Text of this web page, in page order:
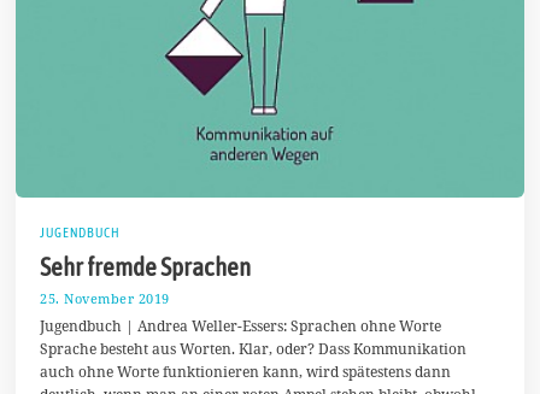
JUGENDBUCH
Sehr fremde Sprachen
25. November 2019
D
e
z
e
Jugendbuch | Andrea Weller-Essers: Sprachen ohne Worte
Sprache besteht aus Worten. Klar, oder? Dass Kommunikation
auch ohne Worte funktionieren kann, wird spätestens dann